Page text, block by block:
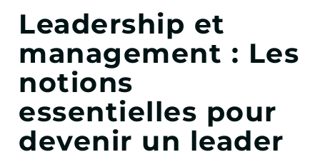
Leadership et
management : Les
notions
essentielles pour
devenir un leader